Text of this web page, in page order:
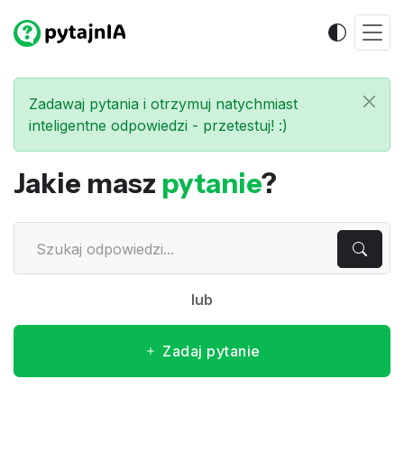
Zadawaj pytania i otrzymuj natychmiast
inteligentne odpowiedzi - przetestuj! :)
Jakie masz pytanie?
lub
Zadaj pytanie